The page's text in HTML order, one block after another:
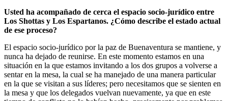
Usted ha acompañado de cerca el espacio socio-jurídico entre
Los Shottas y Los Espartanos. ¿Cómo describe el estado actual
de ese proceso?
El espacio socio-jurídico por la paz de Buenaventura se mantiene, y
nunca ha dejado de reunirse. En este momento estamos en una
situación en la que estamos invitando a los dos grupos a volverse a
sentar en la mesa, la cual se ha manejado de una manera particular
en la que se visitan a sus líderes; pero necesitamos que se sienten en
la mesa y que los delegados vuelvan nuevamente, ya que en este